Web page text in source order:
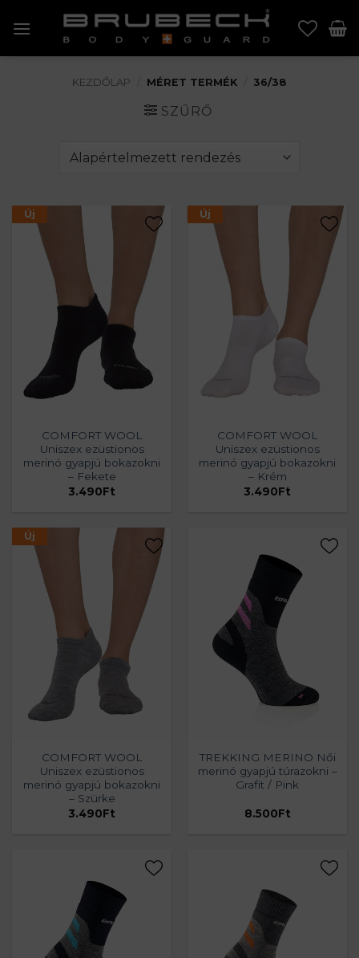
KEZDŐLAP MÉRET TERMÉK 36/38
SZŰRŐ
Új
COMFORT WOOL
Uniszex ezüstionos
merinó gyapjú bokazokni
– Fekete
3.490Ft
Új
COMFORT WOOL
Uniszex ezüstionos
merinó gyapjú bokazokni
– Krém
3.490Ft
Új
COMFORT WOOL
Uniszex ezüstionos
merinó gyapjú bokazokni
– Szürke
3.490Ft
TREKKING MERINO Női
merinó gyapjú túrazokni –
Grafit / Pink
8.500Ft